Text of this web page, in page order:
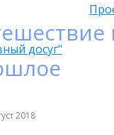
досуг"
2018